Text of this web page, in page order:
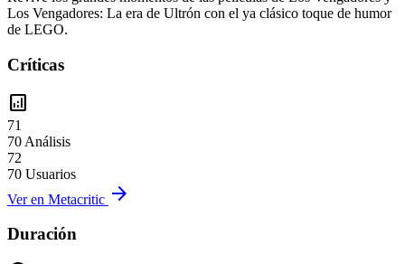
Los Vengadores: La era de Ultrón con el ya clásico toque de humor
de LEGO.
Críticas
analytics
71
70 Análisis
72
70 Usuarios
Ver en Metacritic arrow_forward
Duración